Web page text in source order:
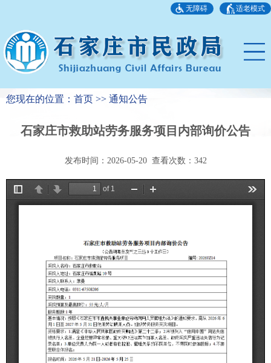
无障碍 适老模式
您现在的位置：首页 >> 通知公告
石家庄市救助站劳务服务项目内部询价公告
发布时间：2026-05-20 查看次数： 342